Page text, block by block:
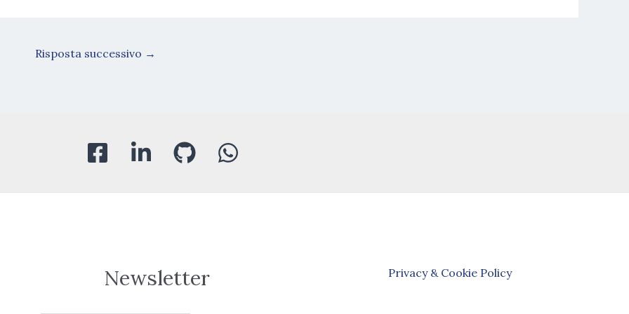
Risposta successivo →
Newsletter Privacy & Cookie Policy